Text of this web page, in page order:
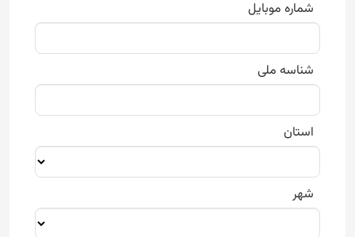
شماره موبایل
شناسه ملی
استان
شهر